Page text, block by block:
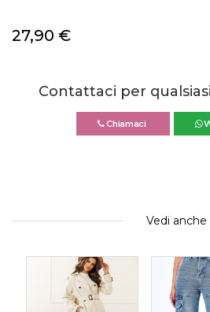
27,90 €
Contattaci per
Chiamaci
Vedi anche